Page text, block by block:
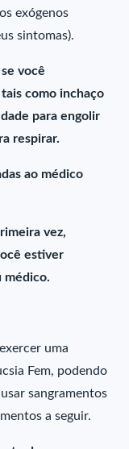
exógenos
sintomas).
você
como inchaço
para engolir
respirar.
ao médico
vez,
estiver
médico.
uma
Fem, podendo
sangramentos
a seguir.